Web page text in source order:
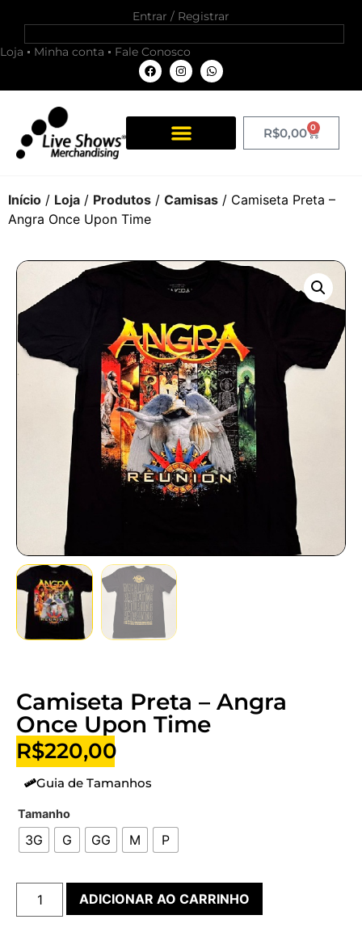
Entrar / Registrar
Loja Minha conta Fale Conosco
R$0,00 0
Início / Loja / Produtos / Camisas / Camiseta Preta –
Angra Once Upon Time
Camiseta Preta – Angra
Once Upon Time
R$220,00
Guia de Tamanhos
Tamanho
3G G GG M P
ADICIONAR AO CARRINHO